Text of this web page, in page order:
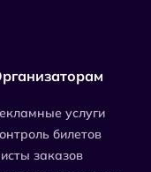
услуги
билетов
заказов